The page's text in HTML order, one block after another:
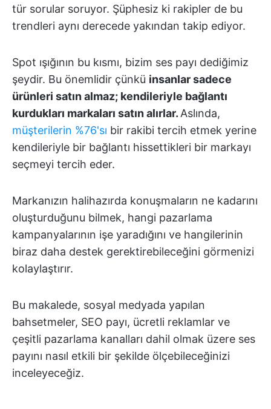
tür sorular soruyor. Şüphesiz ki rakipler de bu
trendleri aynı derecede yakından takip ediyor.
Spot ışığının bu kısmı, bizim ses payı dediğimiz
şeydir. Bu önemlidir çünkü insanlar sadece
ürünleri satın almaz; kendileriyle bağlantı
kurdukları markaları satın alırlar. Aslında,
müşterilerin %76'sı bir rakibi tercih etmek yerine
kendileriyle bir bağlantı hissettikleri bir markayı
seçmeyi tercih eder.
Markanızın halihazırda konuşmaların ne kadarını
oluşturduğunu bilmek, hangi pazarlama
kampanyalarının işe yaradığını ve hangilerinin
biraz daha destek gerektirebileceğini görmenizi
kolaylaştırır.
Bu makalede, sosyal medyada yapılan
bahsetmeler, SEO payı, ücretli reklamlar ve
çeşitli pazarlama kanalları dahil olmak üzere ses
payını nasıl etkili bir şekilde ölçebileceğinizi
inceleyeceğiz.